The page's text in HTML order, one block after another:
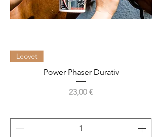
Leovet
Power Phaser Durativ
Cijena
23,00 €